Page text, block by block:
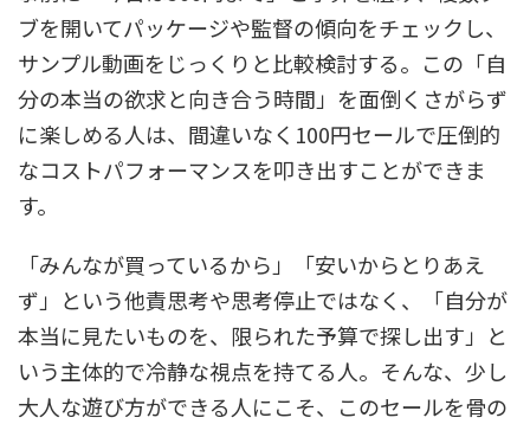
ブを開いてパッケージや監督の傾向をチェックし、
サンプル動画をじっくりと比較検討する。この「自
分の本当の欲求と向き合う時間」を面倒くさがらず
に楽しめる人は、間違いなく100円セールで圧倒的
なコストパフォーマンスを叩き出すことができま
す。
「みんなが買っているから」「安いからとりあえ
ず」という他責思考や思考停止ではなく、「自分が
本当に見たいものを、限られた予算で探し出す」と
いう主体的で冷静な視点を持てる人。そんな、少し
大人な遊び方ができる人にこそ、このセールを骨の